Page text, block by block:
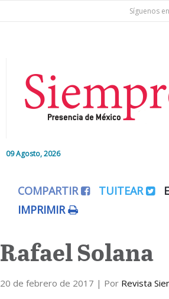
Síguenos
09 Agosto, 2026
Editorial
Colaboradores
Internacional
COMPARTIR TUITEAR
IMPRIMIR
Rafael Solana
20 de febrero de 2017 | Por Revista